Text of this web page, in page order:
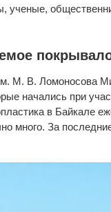
ученые,
М. В. Ломоносова
начались при
в Байкале
много. За